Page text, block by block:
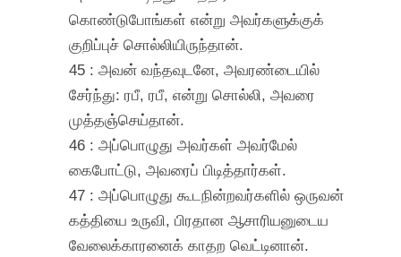
கொண்டுபோங்கள் என்று அவர்களுக்குக்
குறிப்புச் சொல்லியிருந்தான்.
45 : அவன் வந்தவுடனே, அவரண்டையில்
சேர்ந்து: ரபீ, ரபீ, என்று சொல்லி, அவரை
முத்தஞ்செய்தான்.
46 : அப்பொழுது அவர்கள் அவர்மேல்
கைபோட்டு, அவரைப் பிடித்தார்கள்.
47 : அப்பொழுது கூடநின்றவர்களில் ஒருவன்
கத்தியை உருவி, பிரதான ஆசாரியனுடைய
வேலைக்காரனைக் காதற வெட்டினான்.